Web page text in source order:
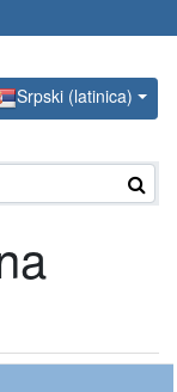
Srpski (latinica)